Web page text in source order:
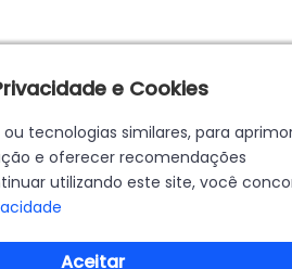
e Cookies
tecnologias similares, para
e oferecer recomendações
utilizando este site, você
Aceitar